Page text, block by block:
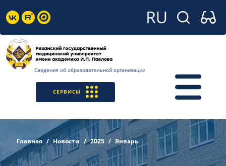
Сведения об образовательной организации
СЕРВИСЫ
Главная Новости 2025 Январь